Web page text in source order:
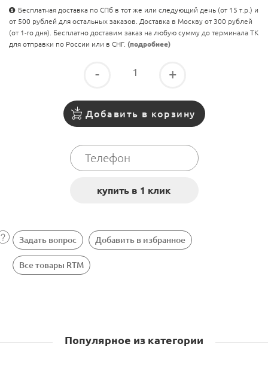
Бесплатная доставка по СПб в тот же или следующий день (от 15 т.р.) и
от 500 рублей для остальных заказов. Доставка в Москву от 300 рублей
(от 1-го дня). Бесплатно доставим заказ на любую сумму до терминала ТК
для отправки по России или в СНГ. (подробнее)
- +
Добавить в корзину
Задать вопрос Добавить в избранное
Все товары RTM
Популярное из категории